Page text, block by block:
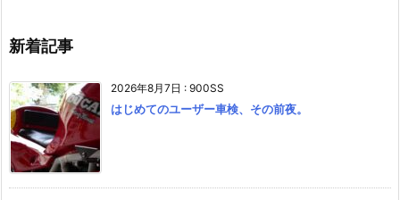
新着記事
2026年8月7日 : 900SS
はじめてのユーザー車検、その前夜。